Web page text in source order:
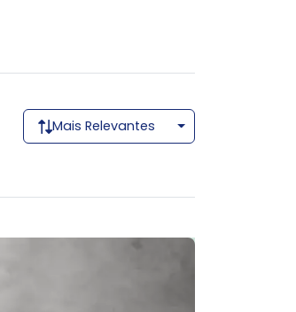
Mais Relevantes